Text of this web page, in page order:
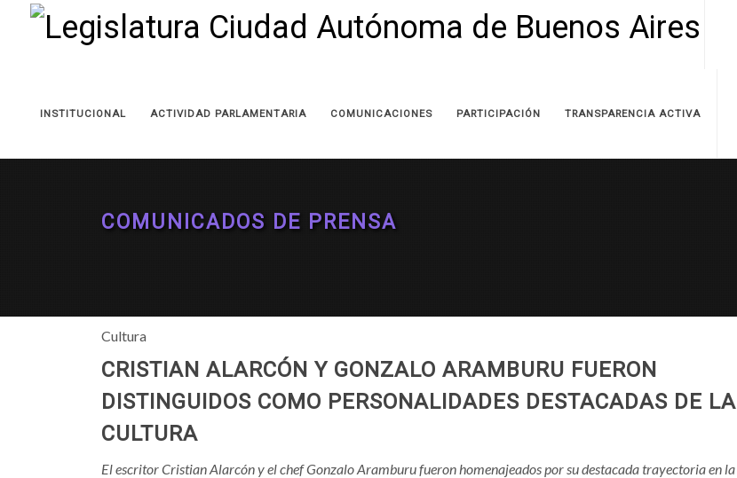
INSTITUCIONAL ACTIVIDAD PARLAMENTARIA COMUNICACIONES PARTICIPACIÓN TRANSPARENCIA ACTIVA
COMUNICADOS DE PRENSA
Cultura
CRISTIAN ALARCÓN Y GONZALO ARAMBURU FUERON
DISTINGUIDOS COMO PERSONALIDADES DESTACADAS DE LA
CULTURA
El escritor Cristian Alarcón y el chef Gonzalo Aramburu fueron homenajeados por su destacada trayectoria en la